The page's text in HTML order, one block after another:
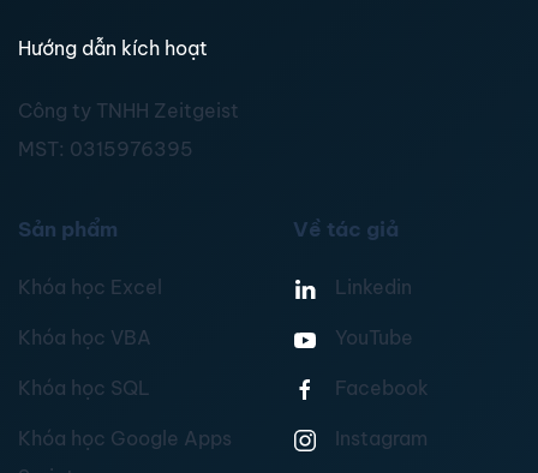
Hướng dẫn kích hoạt
Công ty TNHH Zeitgeist
MST: 0315976395
Sản phẩm
Khóa học Excel
Khóa học VBA
Khóa học SQL
Khóa học Google Apps
Về tác giả
Linkedin
YouTube
Facebook
Instagram